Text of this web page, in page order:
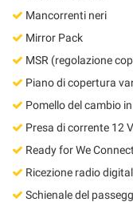
Mancorrenti neri
Mirror Pack
MSR (regolazione
Piano di copertura
Pomello del cambio
Presa di corrente 12
Ready for We
Ricezione radio
Schienale del